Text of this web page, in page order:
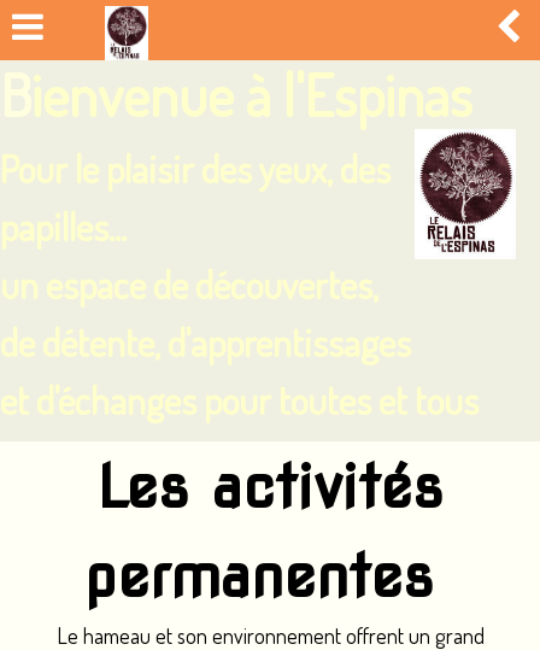
Les activités
permanentes
Le hameau et son environnement offrent un grand